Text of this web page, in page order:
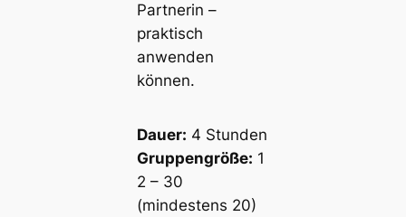
Partnerin –
praktisch
anwenden
können.
Dauer: 4 Stunden
Gruppengröße: 1
2 – 30
(mindestens 20)